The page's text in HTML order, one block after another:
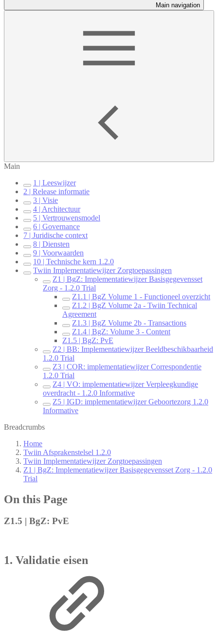
Main navigation
Main
1 | Leeswijzer
2 | Release informatie
3 | Visie
4 | Architectuur
5 | Vertrouwensmodel
6 | Governance
7 | Juridische context
8 | Diensten
9 | Voorwaarden
10 | Technische kern 1.2.0
Twiin Implementatiewijzer Zorgtoepassingen
Z1 | BgZ: Implementatiewijzer Basisgegevensset
Zorg - 1.2.0 Trial
Z1.1 | BgZ Volume 1 - Functioneel overzicht
Z1.2 | BgZ Volume 2a - Twiin Technical
Agreement
Z1.3 | BgZ Volume 2b - Transactions
Z1.4 | BgZ: Volume 3 - Content
Z1.5 | BgZ: PvE
Z2 | BB: Implementatiewijzer Beeldbeschikbaarheid
1.2.0 Trial
Z3 | COR: implementatiewijzer Correspondentie
1.2.0 Trial
Z4 | VO: implementatiewijzer Verpleegkundige
overdracht - 1.2.0 Informative
Z5 | IGD: implementatiewijzer Geboortezorg 1.2.0
Informative
Breadcrumbs
Home
Twiin Afsprakenstelsel 1.2.0
Twiin Implementatiewijzer Zorgtoepassingen
Z1 | BgZ: Implementatiewijzer Basisgegevensset Zorg - 1.2.0
Trial
On this Page
Z1.5 | BgZ: PvE
1. Validatie eisen